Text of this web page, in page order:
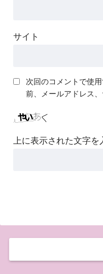
サイト
次回のコメントで使
前、メールアドレス、
上に表示された文字を